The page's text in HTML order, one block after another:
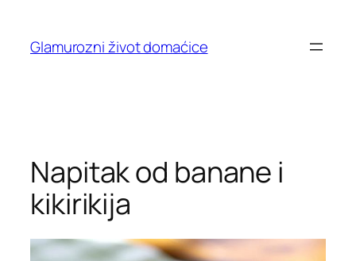
content
Glamurozni život domaćice
Napitak od banane i
kikirikija